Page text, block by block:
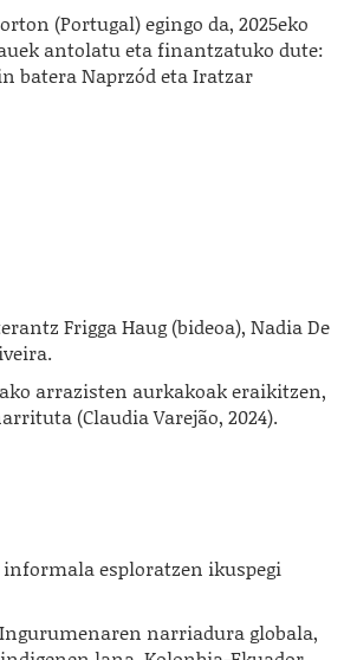
(Portugal) egingo da, 2025eko
antolatu eta finantzatuko dute:
batera Naprzód eta Iratzar
Frigga Haug (bideoa), Nadia De
arrazisten aurkakoak eraikitzen,
(Claudia Varejão, 2024).
esploratzen ikuspegi
narriadura globala,